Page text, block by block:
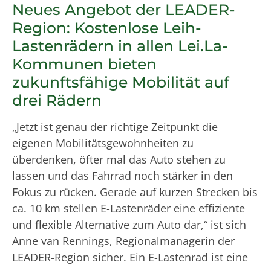
Neues Angebot der LEADER-
Region: Kostenlose Leih-
Lastenrädern in allen Lei.La-
Kommunen bieten
zukunftsfähige Mobilität auf
drei Rädern
„Jetzt ist genau der richtige Zeitpunkt die
eigenen Mobilitätsgewohnheiten zu
überdenken, öfter mal das Auto stehen zu
lassen und das Fahrrad noch stärker in den
Fokus zu rücken. Gerade auf kurzen Strecken bis
ca. 10 km stellen E-Lastenräder eine effiziente
und flexible Alternative zum Auto dar,“ ist sich
Anne van Rennings, Regionalmanagerin der
LEADER-Region sicher. Ein E-Lastenrad ist eine